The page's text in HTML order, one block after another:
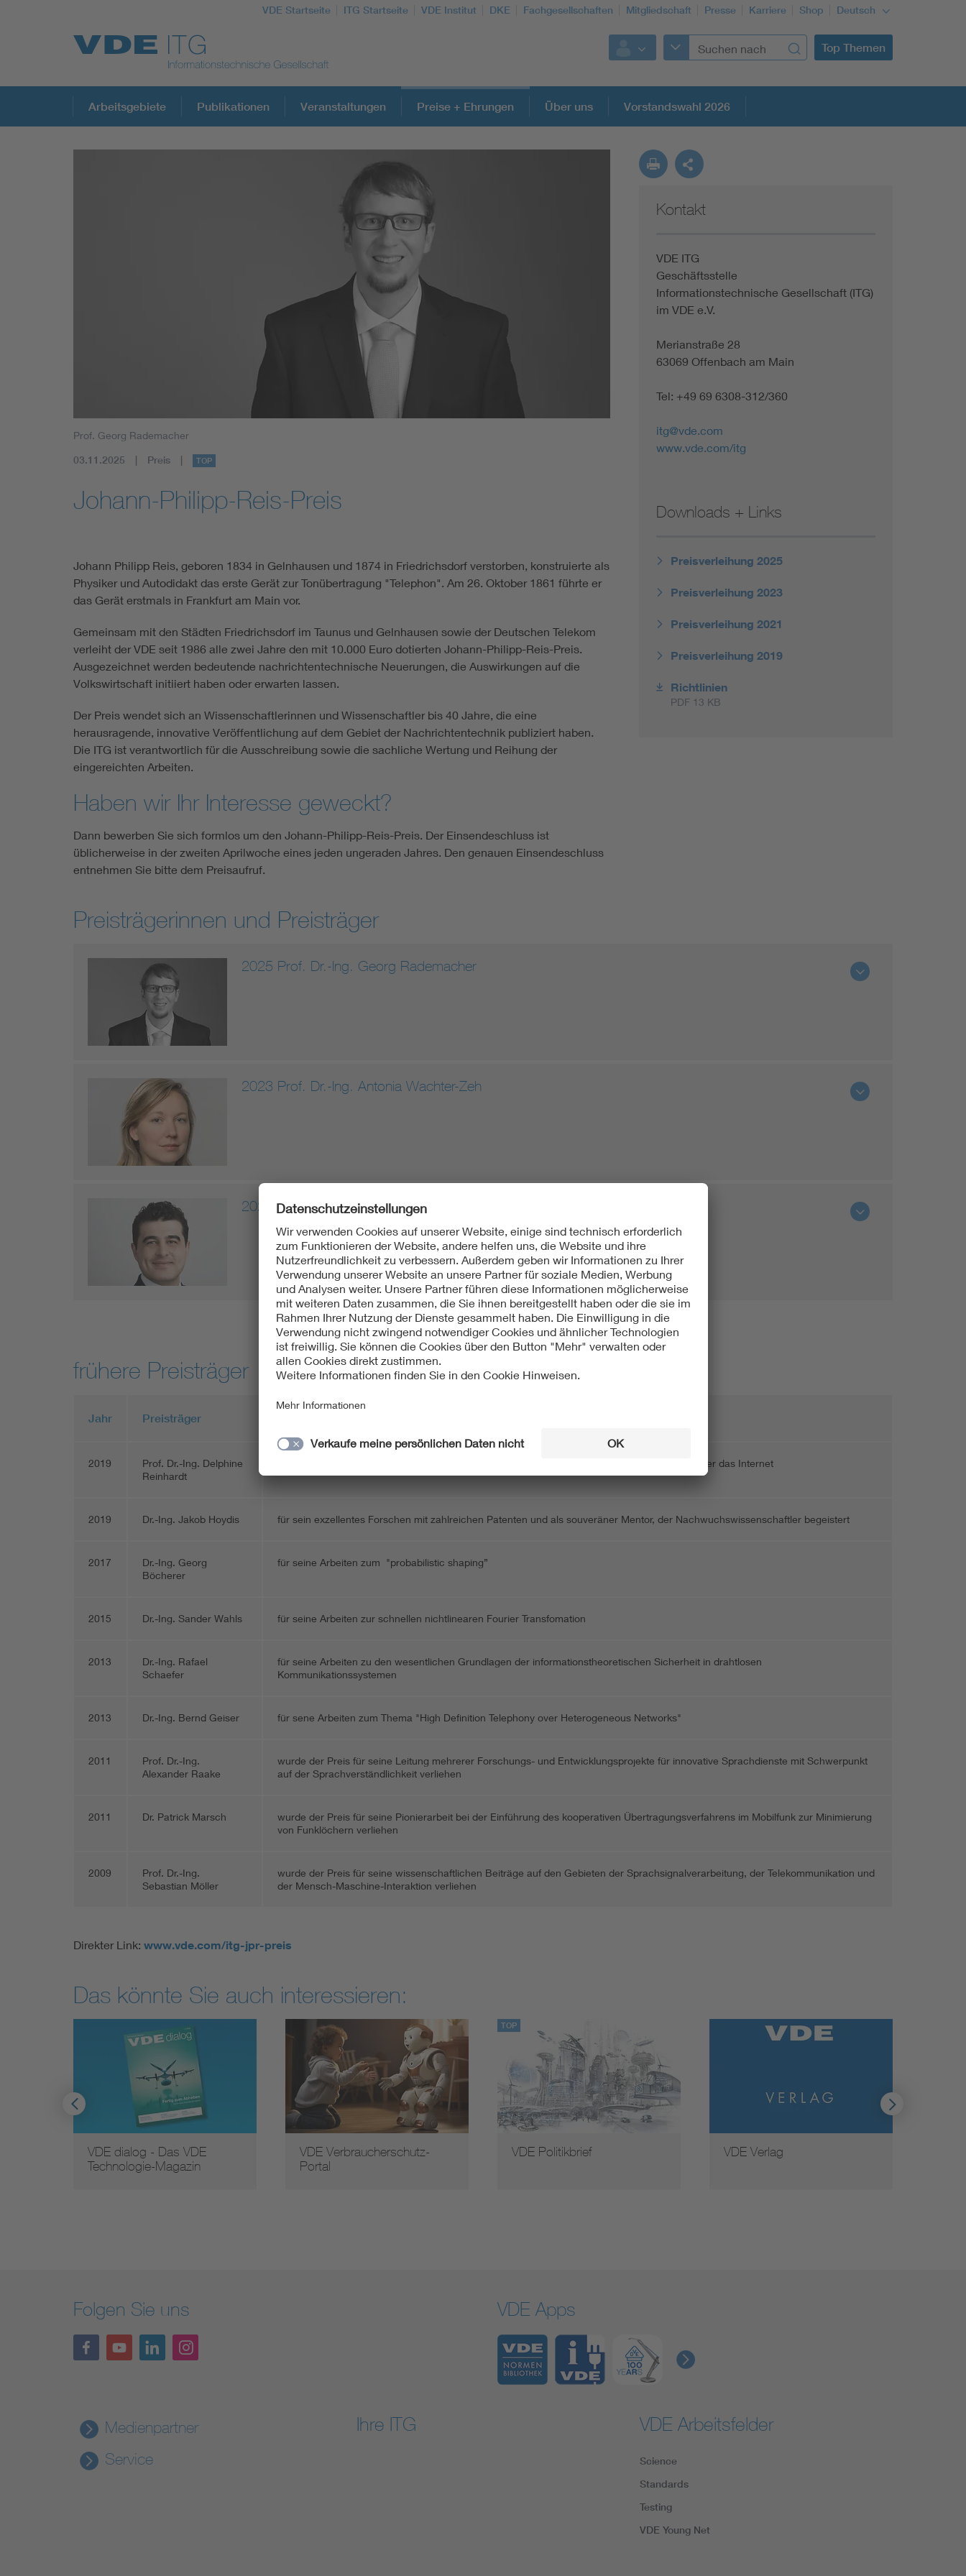
VDE Startseite ITG Startseite VDE Institut DKE Fachgesellschaften Mitgliedschaft Presse Karriere Shop Deutsch
Top Themen
Top Themen
Weitere Themen
Information and communications technology ICT
Microelectronics
Arbeitsgebiete Publikationen Veranstaltungen Preise + Ehrungen Über uns Vorstandswahl 2026
Prof. Georg Rademacher
03.11.2025 Preis TOP
Johann-Philipp-Reis-Preis
Johann Philipp Reis, geboren 1834 in Gelnhausen und 1874 in Friedrichsdorf verstorben, konstruierte als
Physiker und Autodidakt das erste Gerät zur Tonübertragung "Telephon". Am 26. Oktober 1861 führte er
das Gerät erstmals in Frankfurt am Main vor.
Gemeinsam mit den Städten Friedrichsdorf im Taunus und Gelnhausen sowie der Deutschen Telekom
verleiht der VDE seit 1986 alle zwei Jahre den mit 10.000 Euro dotierten Johann-Philipp-Reis-Preis.
Ausgezeichnet werden bedeutende nachrichtentechnische Neuerungen, die Auswirkungen auf die
Volkswirtschaft initiiert haben oder erwarten lassen.
Der Preis wendet sich an Wissenschaftlerinnen und Wissenschaftler bis 40 Jahre, die eine
herausragende, innovative Veröffentlichung auf dem Gebiet der Nachrichtentechnik publiziert haben.
Die ITG ist verantwortlich für die Ausschreibung sowie die sachliche Wertung und Reihung der
eingereichten Arbeiten.
Haben wir Ihr Interesse geweckt?
Dann bewerben Sie sich formlos um den Johann-Philipp-Reis-Preis. Der Einsendeschluss ist
üblicherweise in der zweiten Aprilwoche eines jeden ungeraden Jahres. Den genauen Einsendeschluss
entnehmen Sie bitte dem Preisaufruf.
Kontakt
VDE ITG
Geschäftsstelle
Informationstechnische Gesellschaft (ITG)
im VDE e.V.
Merianstraße 28
63069 Offenbach am Main
Tel: +49 69 6308-312/360
itg@vde.com
www.vde.com/itg
Downloads + Links
Preisverleihung 2025
Preisverleihung 2023
Preisverleihung 2021
Preisverleihung 2019
Richtlinien
PDF 13 KB
Preisträgerinnen und Preisträger
2025 Prof. Dr.-Ing. Georg Rademacher
2023 Prof. Dr.-Ing. Antonia Wachter-Zeh
2021 Dr.-Ing. Onur Günlü
frühere Preisträger
Jahr Preisträger
2019
Prof. Dr.-Ing. Delphine
Reinhardt
für ihre herausragende Arbeit zum Schutz der Privatsphäre bei der Übermittlung von Daten über das Internet
2019 Dr.-Ing. Jakob Hoydis für sein exzellentes Forschen mit zahlreichen Patenten und als souveräner Mentor, der Nachwuchswissenschaftler begeistert
2017
Dr.-Ing. Georg
Böcherer
für seine Arbeiten zum "probabilistic shaping”
2015 Dr.-Ing. Sander Wahls für seine Arbeiten zur schnellen nichtlinearen Fourier Transfomation
2013
Dr.-Ing. Rafael
Schaefer
für seine Arbeiten zu den wesentlichen Grundlagen der informationstheoretischen Sicherheit in drahtlosen
Kommunikationssystemen
2013 Dr.-Ing. Bernd Geiser für sene Arbeiten zum Thema "High Definition Telephony over Heterogeneous Networks"
2011
Prof. Dr.-Ing.
Alexander Raake
wurde der Preis für seine Leitung mehrerer Forschungs- und Entwicklungsprojekte für innovative Sprachdienste mit Schwerpunkt
auf der Sprachverständlichkeit verliehen
2011 Dr. Patrick Marsch
wurde der Preis für seine Pionierarbeit bei der Einführung des kooperativen Übertragungsverfahrens im Mobilfunk zur Minimierung
von Funklöchern verliehen
2009
Prof. Dr.-Ing.
Sebastian Möller
wurde der Preis für seine wissenschaftlichen Beiträge auf den Gebieten der Sprachsignalverarbeitung, der Telekommunikation und
der Mensch-Maschine-Interaktion verliehen
Direkter Link: www.vde.com/itg-jpr-preis
Das könnte Sie auch interessieren:
VDE dialog - Das VDE
Technologie-Magazin
VDE Verbraucherschutz-
Portal
TOP
VDE Politikbrief VDE Verlag
Folgen Sie uns VDE Apps
Medienpartner
Service
Ihre ITG VDE Arbeitsfelder
Science
Standards
Testing
VDE Young Net